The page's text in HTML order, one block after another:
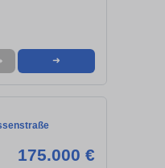
➜
175.000 €